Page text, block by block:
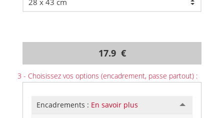
17.9 €
3 - Choisissez vos options (encadrement, passe partout) :
Encadrements : En savoir plus